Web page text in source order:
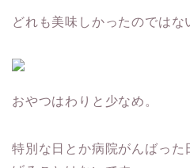
どれも美味しかったのではな
おやつはわりと少なめ。
特別な日とか病院がんばった